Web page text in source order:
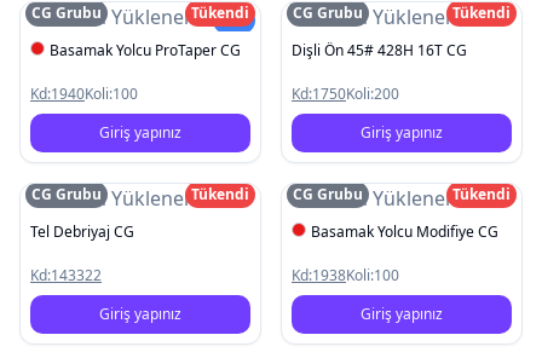
Resim YüklenemediYeni
CG Grubu
Tükendi
Basamak Yolcu ProTaper CG
Kd:1940Koli:100
Giriş yapınız
Resim Yüklenemedi
CG Grubu
Tükendi
Dişli Ön 45# 428H 16T CG
Kd:1750Koli:200
Giriş yapınız
Resim Yüklenemedi
CG Grubu
Tükendi
Tel Debriyaj CG
Kd:143322
Giriş yapınız
Resim Yüklenemedi
CG Grubu
Tükendi
Basamak Yolcu Modifiye CG
Kd:1938Koli:100
Giriş yapınız